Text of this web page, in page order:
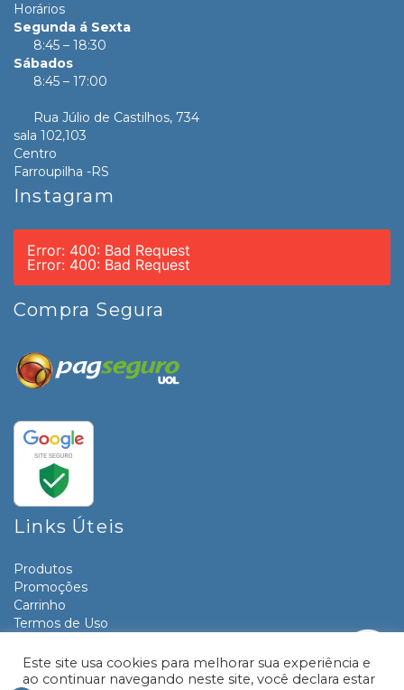
Horários
Segunda á Sexta
8:45 – 18:30
Sábados
8:45 – 17:00
Rua Júlio de Castilhos, 734
sala 102,103
Centro
Farroupilha -RS
Instagram
Error: 400: Bad Request
Error: 400: Bad Request
Compra Segura
Links Úteis
Produtos
Promoções
Carrinho
Termos de Uso
Contato
Este site usa cookies para melhorar sua experiência e
ao continuar navegando neste site, você declara estar